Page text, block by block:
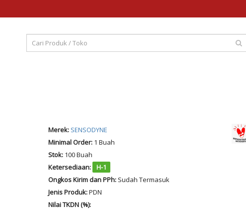
Merek: SENSODYNE
Minimal Order:1 Buah
Stok:100 Buah
Ketersediaan:
H-1
Ongkos Kirim dan PPh: Sudah Termasuk
Jenis Produk:PDN
Nilai TKDN (%):